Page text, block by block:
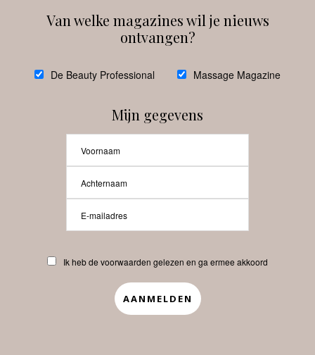
Van welke magazines wil je nieuws
ontvangen?
De Beauty Professional Massage Magazine
Mijn gegevens
Ik heb de voorwaarden gelezen en ga ermee akkoord